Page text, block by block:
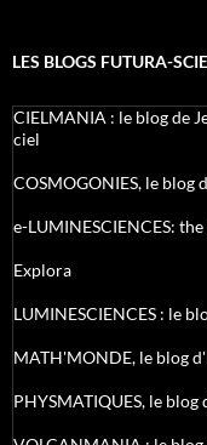
LES BLOGS FUTURA-
CIELMANIA : le blog de
ciel
COSMOGONIES, le blog
e-LUMINESCIENCES:
Explora
LUMINESCIENCES : le
MATH'MONDE, le blog
PHYSMATIQUES, le